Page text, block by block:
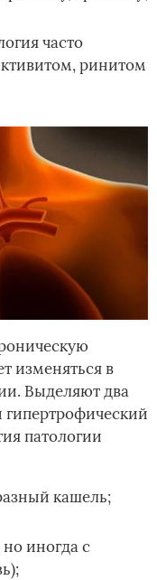
часто
ринитом
изменяться в
Выделяют два
патологии
кашель;
иногда с